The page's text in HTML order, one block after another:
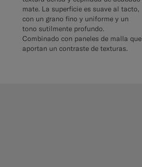
mate. La superficie es suave al tacto,
con un grano fino y uniforme y un
tono sutilmente profundo.
Combinado con paneles de malla que
aportan un contraste de texturas.